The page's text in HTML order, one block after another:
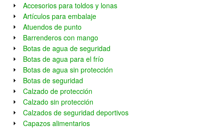
Accesorios para toldos y lonas
Artículos para embalaje
Atuendos de punto
Barrenderos con mango
Botas de agua de seguridad
Botas de agua para el frío
Botas de agua sin protección
Botas de seguridad
Calzado de protección
Calzado sin protección
Calzados de seguridad deportivos
Capazos alimentarios